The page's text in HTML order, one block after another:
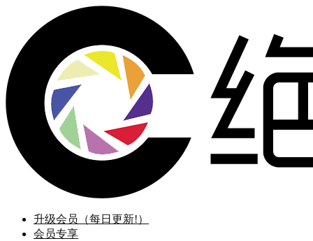
升级会员（每日更新!）
会员专享